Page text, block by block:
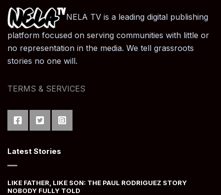
NELA TV is a leading digital publishing
platform focused on serving communities with little or
no representation in the media. We tell grassroots
stories no one will.
TERMS & SERVICES
Latest Stories
LIKE FATHER, LIKE SON: THE PAUL RODRIGUEZ STORY
NOBODY FULLY TOLD